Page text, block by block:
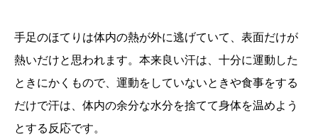
手足のほてりは体内の熱が外に逃げていて、表面だけが
熱いだけと思われます。本来良い汗は、十分に運動した
ときにかくもので、運動をしていないときや食事をする
だけで汗は、体内の余分な水分を捨てて身体を温めよう
とする反応です。